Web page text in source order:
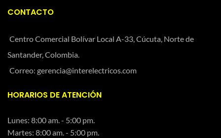
CONTACTO
Centro Comercial Bolívar Local A-33, Cúcuta, Norte de
Santander, Colombia.
Correo: gerencia@interelectricos.com
HORARIOS DE ATENCIÓN
Lunes: 8:00 am. - 5:00 pm.
Martes: 8:00 am. - 5:00 pm.